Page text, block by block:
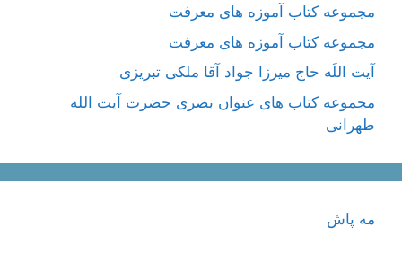
مجموعه کتاب آموزه های معرفت
مجموعه کتاب آموزه های معرفت
آیت اللَه حاج میرزا جواد آقا ملکی تبریزی
مجموعه کتاب های عنوان بصری حضرت آیت الله
طهرانی
مه پاش